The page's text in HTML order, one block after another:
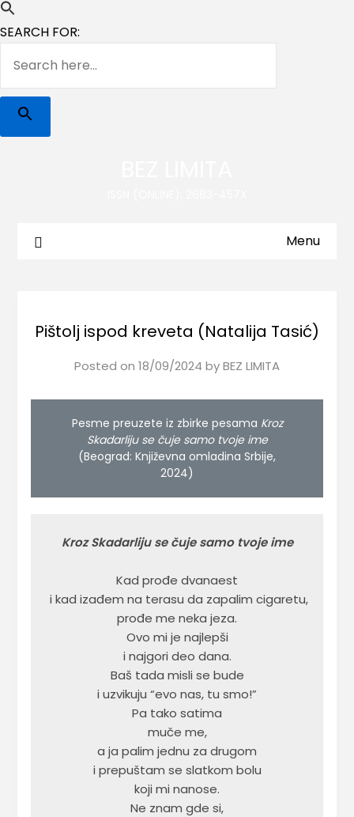
SEARCH FOR:
Menu
Pištolj ispod kreveta (Natalija Tasić)
Posted on 18/09/2024 byBEZ LIMITA
Pesme preuzete iz zbirke pesama Kroz
Skadarliju se čuje samo tvoje ime
(Beograd: Književna omladina Srbije,
2024)
Kroz Skadarliju se čuje samo tvoje ime
Kad prođe dvanaest
i kad izađem na terasu da zapalim cigaretu,
prođe me neka jeza.
Ovo mi je najlepši
i najgori deo dana.
Baš tada misli se bude
i uzvikuju “evo nas, tu smo!”
Pa tako satima
muče me,
a ja palim jednu za drugom
i prepuštam se slatkom bolu
koji mi nanose.
Ne znam gde si,